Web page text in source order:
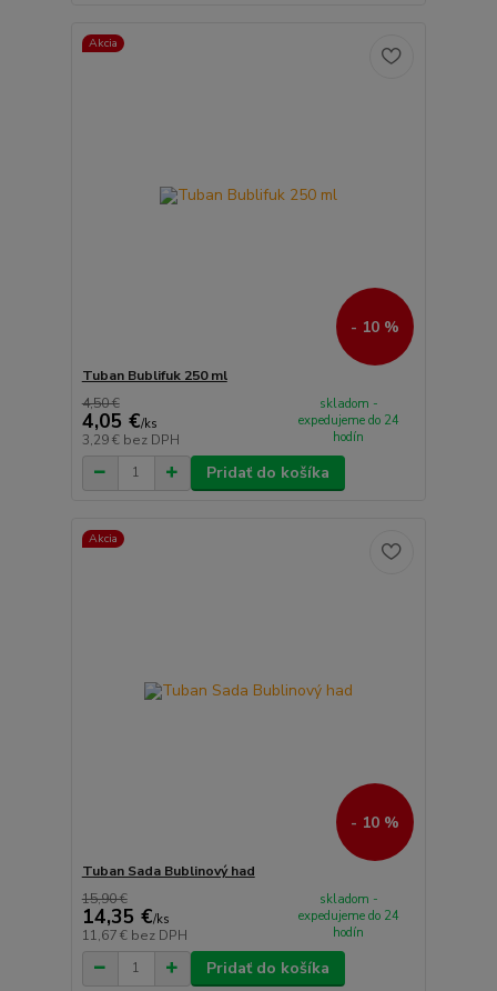
Akcia
- 10 %
Tuban Bublifuk 250 ml
4,50 €
4,05 €/ks
3,29 € bez DPH
skladom -
expedujeme do 24
hodín
Pridať do košíka
Akcia
- 10 %
Tuban Sada Bublinový had
15,90 €
14,35 €/ks
11,67 € bez DPH
skladom -
expedujeme do 24
hodín
Pridať do košíka